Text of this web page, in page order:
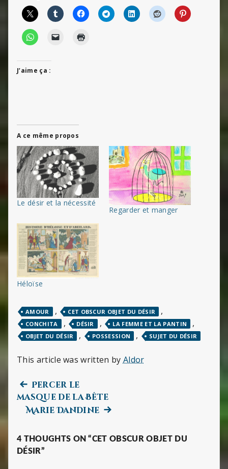
J’aime ça :
A ce même propos
Le désir et la nécessité
Regarder et manger
Héloïse
AMOUR , CET OBSCUR OBJET DU DÉSIR ,
CONCHITA , DÉSIR , LA FEMME ET LA PANTIN ,
OBJET DU DÉSIR , POSSESSION , SUJET DU DÉSIR
This article was written by Aldor
Navigation
de
Previous
post:
Percer le
masque de la Bête
Marie DandineNext
4 THOUGHTS ON “CET OBSCUR OBJET DU
DÉSIR”